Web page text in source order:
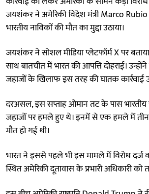
जयशंकर ने अमेरिकी विदेश मंत्री Marco
भारतीय नाविकों की मौत का मुद्दा उठाया।
जयशंकर ने सोशल मीडिया प्लेटफॉर्म X पर
साथ बातचीत में भारत की आपत्ति दोहराई।
जहाजों के खिलाफ इस तरह की घातक कार्रवाई
दरअसल, इस सप्ताह ओमान तट के पास
जहाजों पर हमले हुए थे। इनमें से एक हमले में तीन
मौत हो गई थी।
भारत ने इससे पहले भी इस मामले में विरोध दर्ज
स्थित अमेरिकी दूतावास के प्रभारी अधिकारी को